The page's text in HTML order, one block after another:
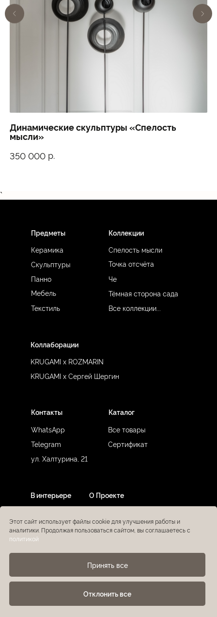
Динамические скульптуры «Спелость
мысли»
350 000 р.
Этот сайт использует файлы cookie для улучшения работы и
аналитики. Продолжая пользоваться сайтом, вы соглашаетесь с
политикой
Принять все
Отклонить все
`
Панно
Сертификат
Предметы Коллекции
Коллаборации
О Проекте
Все коллекции...
Мебель
Текстиль
Тёмная сторона сада
KRUGAMI x Сергей Шергин
Че
Точка отсчёта
Спелость мысли
KRUGAMI x ROZMARIN
Керамика
Скульптуры
ул. Халтурина, 21
Политика конфиденциальности
by Lavish Design
В интерьере
Контакты
WhatsApp
Telegram
Каталог
Все товары